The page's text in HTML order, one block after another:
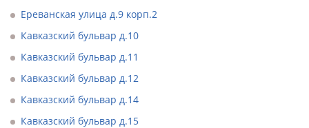
Ереванская улица д.9 корп.2
Кавказский бульвар д.10
Кавказский бульвар д.11
Кавказский бульвар д.12
Кавказский бульвар д.14
Кавказский бульвар д.15